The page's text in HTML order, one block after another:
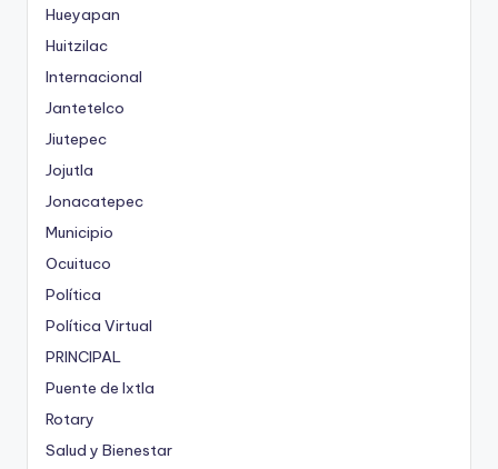
Hueyapan
Huitzilac
Internacional
Jantetelco
Jiutepec
Jojutla
Jonacatepec
Municipio
Ocuituco
Política
Política Virtual
PRINCIPAL
Puente de Ixtla
Rotary
Salud y Bienestar